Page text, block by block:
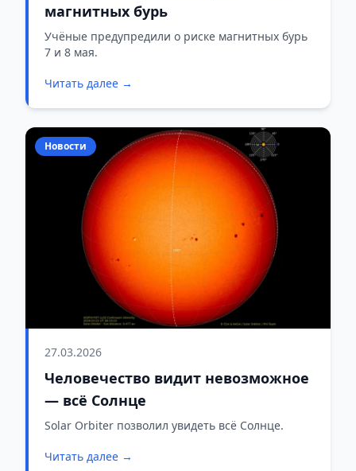
магнитных бурь
Учёные предупредили о риске магнитных бурь
7 и 8 мая.
Читать далее →
Новости
27.03.2026
Человечество видит невозможное
— всё Солнце
Solar Orbiter позволил увидеть всё Солнце.
Читать далее →